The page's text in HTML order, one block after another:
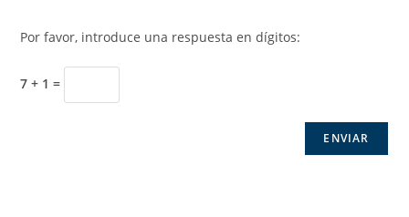
Por favor, introduce una respuesta en dígitos:
7 + 1 =